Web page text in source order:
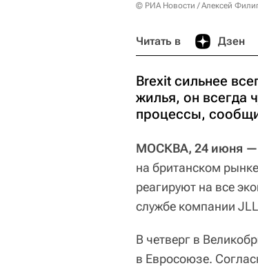
© РИА Новости / Алексей
Читать в Дзен
Brexit сильнее
жилья, он всегда
процессы,
МОСКВА, 24 июня —
на британском
реагируют на все
службе компании
В четверг в
в Евросоюзе.